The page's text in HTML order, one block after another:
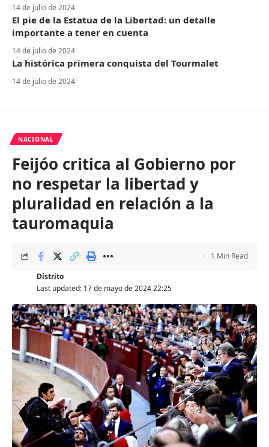
14 de julio de 2024
El pie de la Estatua de la Libertad: un detalle
importante a tener en cuenta
14 de julio de 2024
La histórica primera conquista del Tourmalet
14 de julio de 2024
NACIONAL
Feijóo critica al Gobierno por
no respetar la libertad y
pluralidad en relación a la
tauromaquia
Last updated: 17 de mayo de 2024 22:25
Distrito
1 Min Read